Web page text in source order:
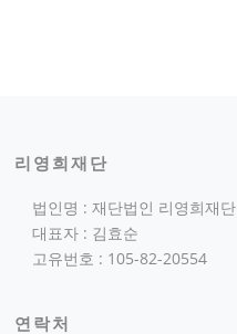
리영희재단
법인명 : 재단법인 리영희재단
대표자 : 김효순
고유번호 : 105-82-20554
연락처